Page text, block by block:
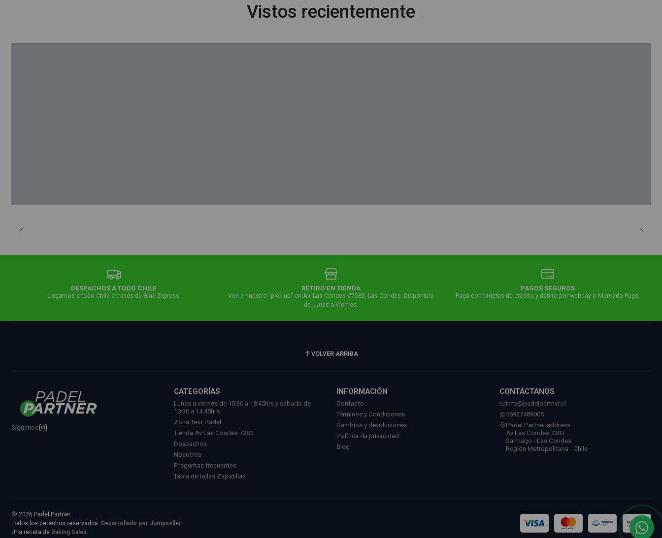
Vistos recientemente
DESPACHOS A TODO CHILE
Llegamos a todo Chile a través de Blue Express.
RETIRO EN TIENDA
Ven a nuestro "pick up" en Av. Las Condes #7383, Las Condes. Disponible
de Lunes a Viernes.
PAGOS SEGUROS
Paga con tarjetas de crédito y débito por webpay o Mercado Pago.
VOLVER ARRIBA
Síguenos
CATEGORÍAS
Lunes a viernes de 10:30 a 18:45hrs y sábado de
10:30 a 14:45hrs.
Zona Test Padel
Tienda Av Las Condes 7383
Despachos
Nosotros
Preguntas frecuentes
Tabla de tallas Zapatillas
INFORMACIÓN
Contacto
Términos y Condiciones
Cambios y devoluciones
Política de privacidad
Blog
CONTÁCTANOS
info@padelpartner.cl
56927489005
Padel Partner address
Av Las Condes 7383
Santiago - Las Condes
Región Metropolitana - Chile
2026 Padel Partner.
Todos los derechos reservados. Desarrollado por Jumpseller.
Una receta de Baking Sales.